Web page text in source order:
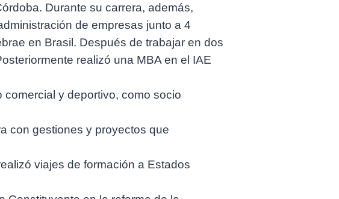
Durante su carrera, además,
de empresas junto a 4
en Brasil. Después de trabajar en dos
realizó una MBA en el IAE
y deportivo, como socio
con gestiones y proyectos que
viajes de formación a Estados